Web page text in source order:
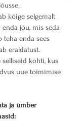
kõige selgemalt
jõu, mis seda
teha enda sees
eraldatust.
selliseid kohti, kus
uue toimimise
ja ümber